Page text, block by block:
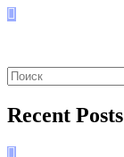
Recent Posts